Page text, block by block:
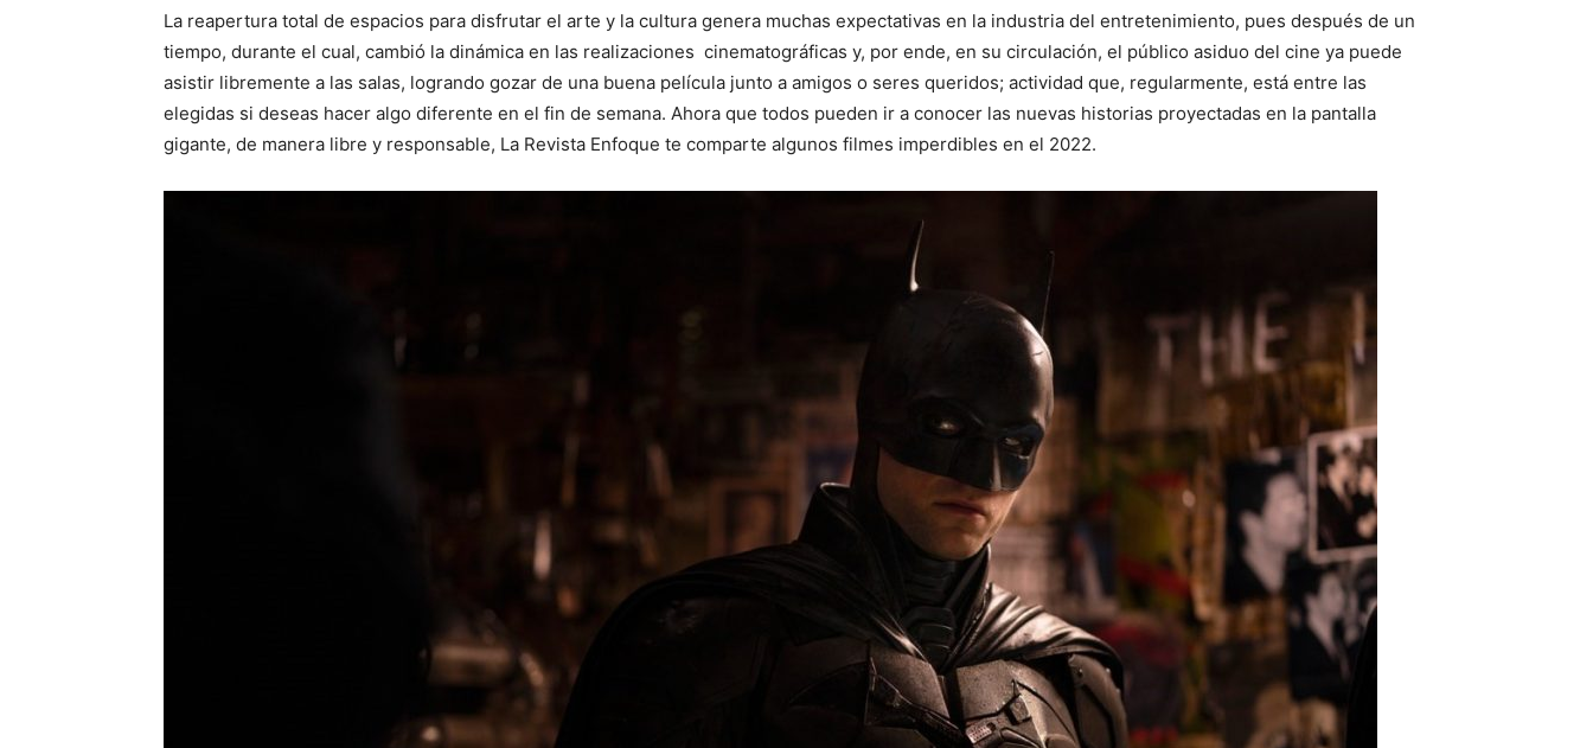
La reapertura total de espacios para disfrutar el arte y la cultura genera muchas expectativas en la industria del entretenimiento, pues después de un
tiempo, durante el cual, cambió la dinámica en las realizaciones cinematográficas y, por ende, en su circulación, el público asiduo del cine ya puede
asistir libremente a las salas, logrando gozar de una buena película junto a amigos o seres queridos; actividad que, regularmente, está entre las
elegidas si deseas hacer algo diferente en el fin de semana. Ahora que todos pueden ir a conocer las nuevas historias proyectadas en la pantalla
gigante, de manera libre y responsable, La Revista Enfoque te comparte algunos filmes imperdibles en el 2022.